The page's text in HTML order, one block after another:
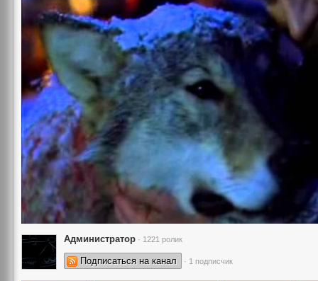
Администратор · 1221 ролик
Подписаться на канал · 1 подписчик